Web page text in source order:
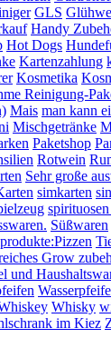
GLS
Handy
Hot Dogs
Kartenzahlung
Kosmetika
Reinigung-
Mais man kann
Mischgetränke
Paketshop
Rotwein
Sehr große
simkarten
Süßwaren
Grow
und
Whisky
im Kiez